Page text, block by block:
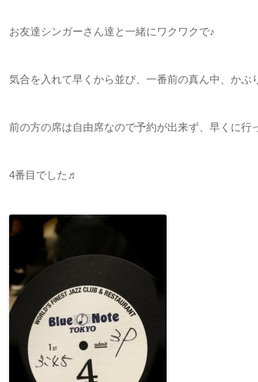
お友達シンガーさん達と一緒にワクワクで♪
気合を入れて早くから並び、一番前の真ん中、かぶ
前の方の席は自由席なので予約が出来ず、早くに行
4番目でした♬